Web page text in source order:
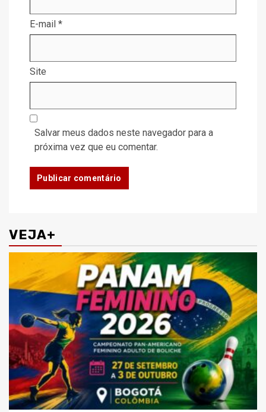
E-mail *
Site
Salvar meus dados neste navegador para a
próxima vez que eu comentar.
VEJA+